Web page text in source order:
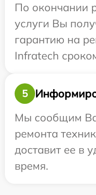
По окончании
услуги Вы
гарантию на
Infratech
5
Мы сообщим
ремонта
доставит ее в
время.